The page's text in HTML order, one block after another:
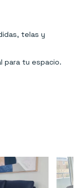
telas y
para tu espacio.